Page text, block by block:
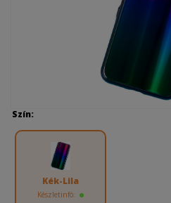
Szín:
Kék-Lila
Készletinfó: